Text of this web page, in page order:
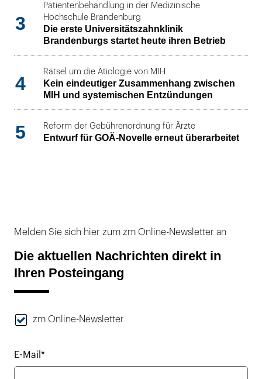
3
Patientenbehandlung in der Medizinische
Hochschule Brandenburg
Die erste Universitätszahnklinik
Brandenburgs startet heute ihren Betrieb
4
Rätsel um die Ätiologie von MIH
Kein eindeutiger Zusammenhang zwischen
MIH und systemischen Entzündungen
5 Reform der Gebührenordnung für Ärzte
Entwurf für GOÄ-Novelle erneut überarbeitet
Melden Sie sich hier zum zm Online-Newsletter an
Die aktuellen Nachrichten direkt in
Ihren Posteingang
zm Online-Newsletter
E-Mail*